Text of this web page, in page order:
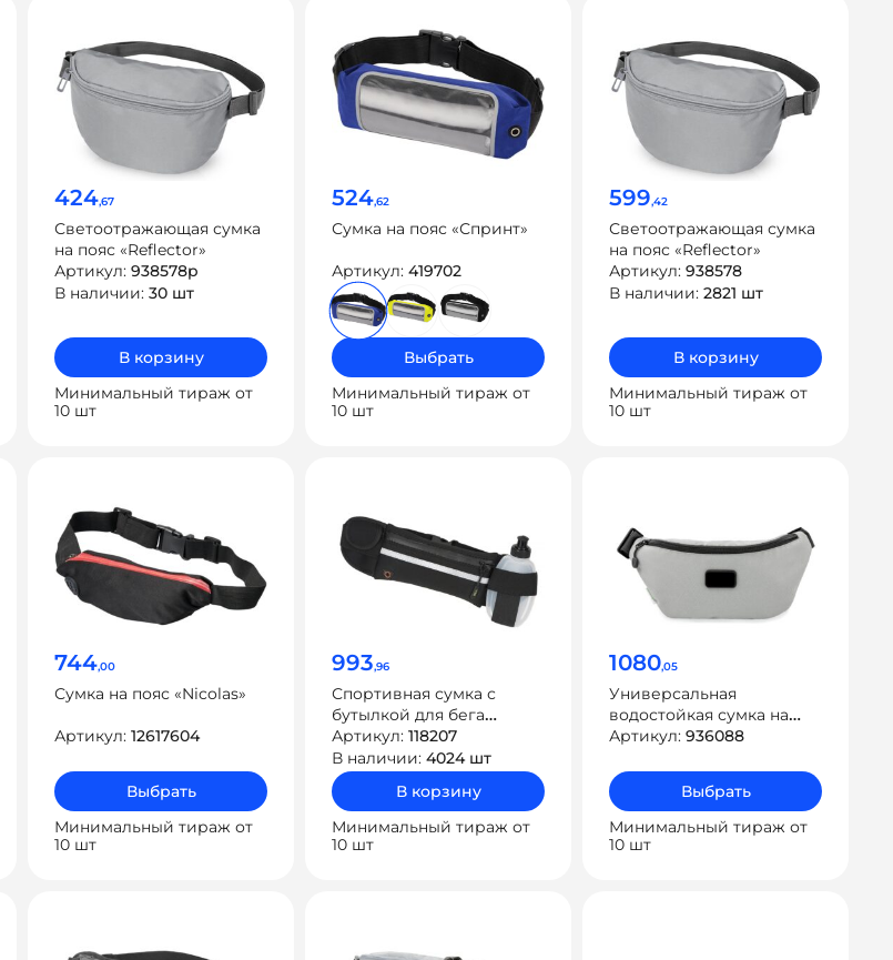
424,67
Светоотражающая сумка
на пояс «Reflector»
Артикул: 938578p
В наличии: 30 шт
В корзину
Минимальный тираж от
10 шт
524,62
Сумка на пояс «Спринт»
Артикул: 419702
Выбрать
Минимальный тираж от
10 шт
599,42
Светоотражающая сумка
на пояс «Reflector»
Артикул: 938578
В наличии: 2821 шт
В корзину
Минимальный тираж от
10 шт
744,00
Сумка на пояс «Nicolas»
Артикул: 12617604
Выбрать
Минимальный тираж от
10 шт
993,96
Спортивная сумка с
бутылкой для бега
«Marathon»
Артикул: 118207
В наличии: 4024 шт
В корзину
Минимальный тираж от
10 шт
1080,05
Универсальная
водостойкая сумка на
пояс «Bumble» из
пластика
Артикул: 936088
Выбрать
Минимальный тираж от
10 шт